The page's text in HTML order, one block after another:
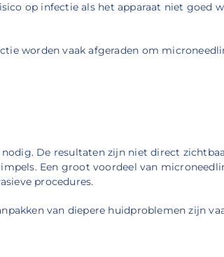
op infectie als het apparaat niet goed
worden vaak afgeraden om
De resultaten zijn niet direct
Een groot voordeel van
procedures.
van diepere huidproblemen zijn